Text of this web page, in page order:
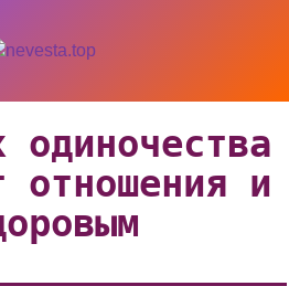
одиночества
отношения и